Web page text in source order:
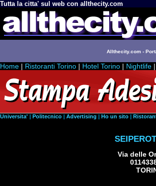
Tutta la citta' sul web con allthecity.com
Allthecity.com -
Home | Ristoranti Torino | Hotel Torino | Nightlife |
Universita' | Politecnico | Advertising | Ho un sito |
Via delle